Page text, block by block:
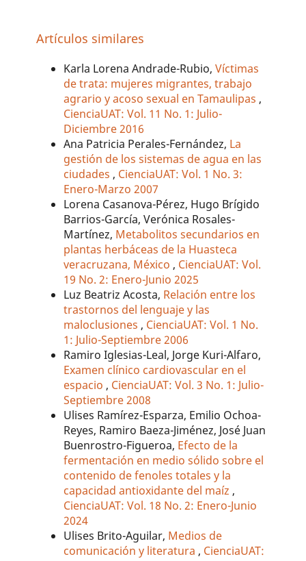
Artículos similares
Karla Lorena Andrade-Rubio,Víctimas
de trata: mujeres migrantes, trabajo
agrario y acoso sexual en Tamaulipas,
CienciaUAT: Vol. 11 No. 1: Julio-
Diciembre 2016
Ana Patricia Perales-Fernández, La
gestión de los sistemas de agua en las
ciudades, CienciaUAT: Vol. 1 No. 3:
Enero-Marzo 2007
Lorena Casanova-Pérez, Hugo Brígido
Barrios-García, Verónica Rosales-
Martínez, Metabolitos secundarios en
plantas herbáceas de la Huasteca
veracruzana, México, CienciaUAT: Vol.
19 No. 2: Enero-Junio 2025
Luz Beatriz Acosta, Relación entre los
trastornos del lenguaje y las
maloclusiones, CienciaUAT: Vol. 1 No.
1: Julio-Septiembre 2006
Ramiro Iglesias-Leal, Jorge Kuri-Alfaro,
Examen clínico cardiovascular en el
espacio, CienciaUAT: Vol. 3 No. 1: Julio-
Septiembre 2008
Ulises Ramírez-Esparza, Emilio Ochoa-
Reyes, Ramiro Baeza-Jiménez, José Juan
Buenrostro-Figueroa, Efecto de la
fermentación en medio sólido sobre el
contenido de fenoles totales y la
capacidad antioxidante del maíz,
CienciaUAT: Vol. 18 No. 2: Enero-Junio
2024
Ulises Brito-Aguilar, Medios de
comunicación y literatura, CienciaUAT: